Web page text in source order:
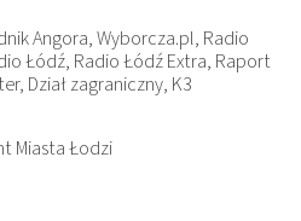
Angora, Wyborcza.pl, Radio
Łódź, Radio Łódź Extra, Raport
Dział zagraniczny, K3
Miasta Łodzi